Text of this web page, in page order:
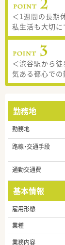
＜1週間の長期
私生活も大切に
＜渋谷駅から
気ある都心での
勤務地
勤務地
路線・交通手段
通勤交通費
基本情報
雇用形態
業種
業務内容